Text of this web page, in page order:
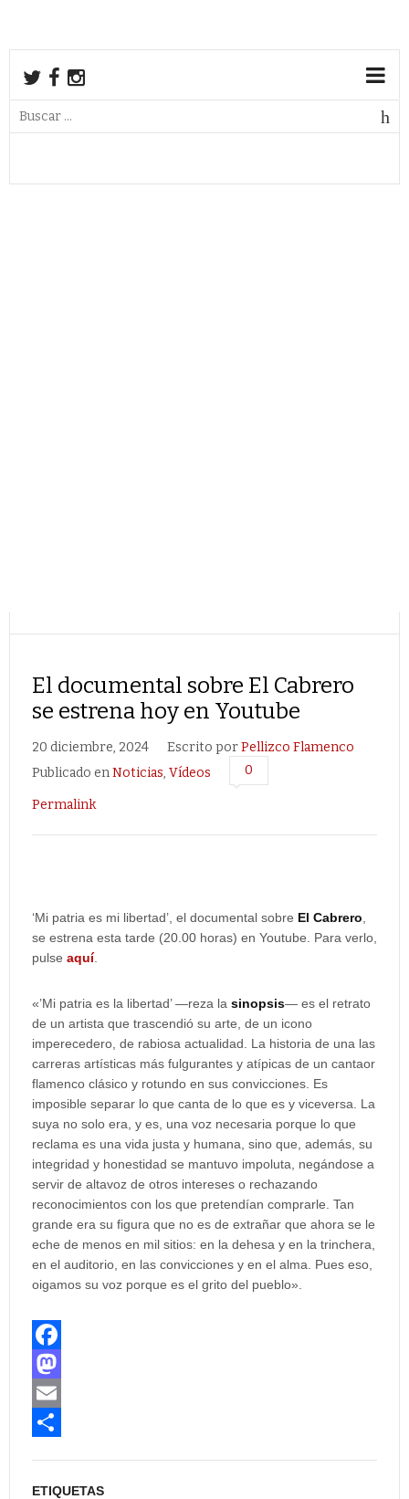
El documental sobre El Cabrero
se estrena hoy en Youtube
20 diciembre, 2024 Escrito porPellizco Flamenco
Publicado enNoticias, Vídeos 0
Permalink
‘Mi patria es mi libertad’, el documental sobre El Cabrero
se estrena esta tarde (20.00 horas) en Youtube. Para verlo,
pulse aquí.
«’Mi patria es la libertad’ —reza la sinopsis— es el retrato
de un artista que trascendió su arte, de un icono
imperecedero, de rabiosa actualidad. La historia de una las
carreras artísticas más fulgurantes y atípicas de un cantaor
flamenco clásico y rotundo en sus convicciones. Es
imposible separar lo que canta de lo que es y viceversa. La
suya no solo era, y es, una voz necesaria porque lo que
reclama es una vida justa y humana, sino que, además, su
integridad y honestidad se mantuvo impoluta, negándose a
servir de altavoz de otros intereses o rechazando
reconocimientos con los que pretendían comprarle. Tan
grande era su figura que no es de extrañar que ahora se le
eche de menos en mil sitios: en la dehesa y en la trinchera,
en el auditorio, en las convicciones y en el alma. Pues eso,
oigamos su voz porque es el grito del pueblo».
F
a
c
M
aE
ETIQUETAS